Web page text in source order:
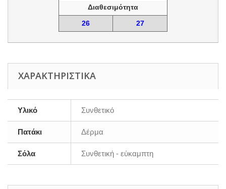
Διαθεσιμότητα
26
27
ΧΑΡΑΚΤΗΡΙΣΤΙΚΆ
Υλικό Συνθετικό
Πατάκι Δέρμα
Σόλα Συνθετική - εύκαμπτη